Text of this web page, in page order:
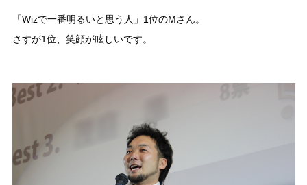
「Wizで一番明るいと思う人」1位のMさん。
さすが1位、笑顔が眩しいです。